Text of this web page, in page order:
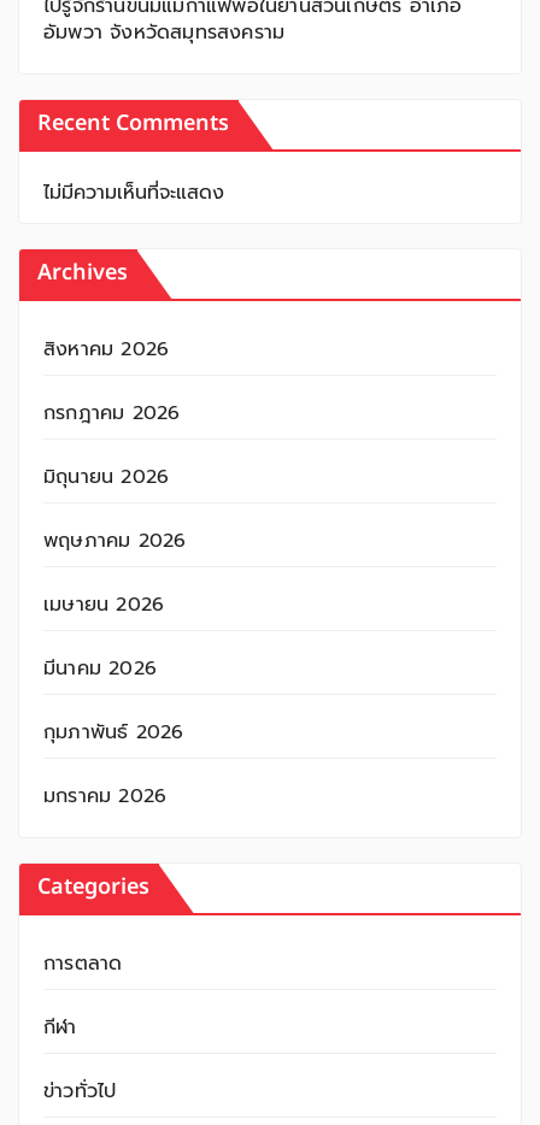
ไปรู้จักร้านขนมแม่กาแฟพ่อในย่านสวนเกษตร อำเภอ
อัมพวา จังหวัดสมุทรสงคราม
Recent Comments
ไม่มีความเห็นที่จะแสดง
Archives
สิงหาคม 2026
กรกฎาคม 2026
มิถุนายน 2026
พฤษภาคม 2026
เมษายน 2026
มีนาคม 2026
กุมภาพันธ์ 2026
มกราคม 2026
Categories
การตลาด
กีฬา
ข่าวทั่วไป